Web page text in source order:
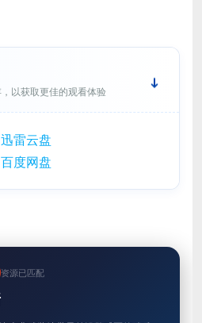
以获取更佳的观看体验
迅雷云盘
百度网盘
资源已匹配